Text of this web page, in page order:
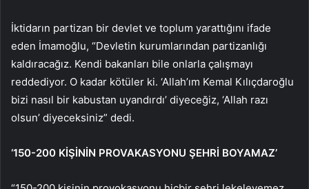
İktidarın partizan bir devlet ve toplum yarattığını ifade
eden İmamoğlu, “Devletin kurumlarından partizanlığı
kaldıracağız. Kendi bakanları bile onlarla çalışmayı
reddediyor. O kadar kötüler ki. ‘Allah’ım Kemal Kılıçdaroğlu
bizi nasıl bir kabustan uyandırdı’ diyeceğiz, ‘Allah razı
olsun’ diyeceksiniz” dedi.
‘150-200 KİŞİNİN PROVAKASYONU ŞEHRİ BOYAMAZ’